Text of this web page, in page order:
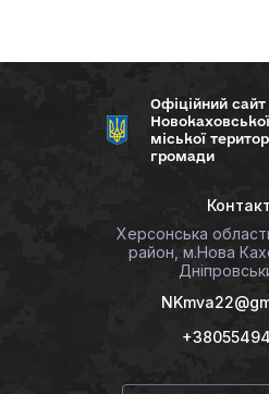
Офіційний сайт
Новокаховської
міської
громади
Херсонська
район, м.Нова